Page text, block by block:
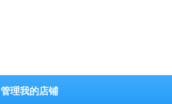
管理我的店铺